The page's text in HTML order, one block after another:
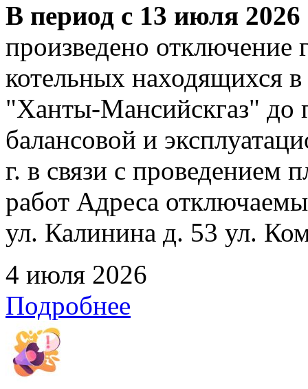
В период с 13 июля
произведено отключение
котельных находящихся
"Ханты-Мансийскгаз" до
балансовой и
г. в связи с проведением
работ Адреса
ул. Калинина д. 53 ул.
4 июля 2026
Подробнее